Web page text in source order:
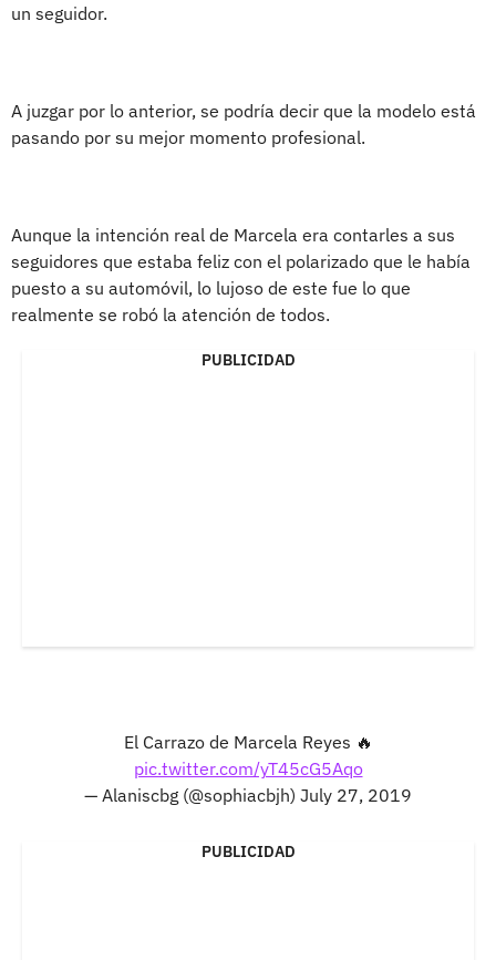
un seguidor.
A juzgar por lo anterior, se podría decir que la modelo está
pasando por su mejor momento profesional.
Aunque la intención real de Marcela era contarles a sus
seguidores que estaba feliz con el polarizado que le había
puesto a su automóvil, lo lujoso de este fue lo que
realmente se robó la atención de todos.
PUBLICIDAD
El Carrazo de Marcela Reyes 🔥
pic.twitter.com/yT45cG5Aqo
— Alaniscbg (@sophiacbjh) July 27, 2019
PUBLICIDAD